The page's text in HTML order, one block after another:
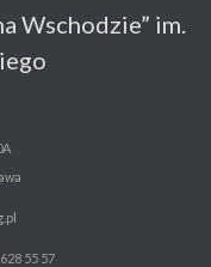
Wschodzie” im.
55 57